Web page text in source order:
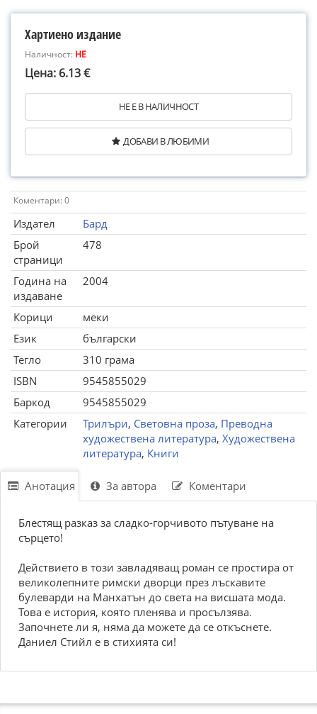
Хартиено издание
Наличност: НЕ
Цена: 6.13 €
НЕ Е В НАЛИЧНОСТ
ДОБАВИ В ЛЮБИМИ
Коментари: 0
Издател
Бард
Брой
страници
478
Година на
издаване
2004
Корици
меки
Език
български
Тегло
310 грама
ISBN
9545855029
Баркод
9545855029
Категории
Трилъри, Световна проза, Преводна
художествена литература, Художествена
литература, Книги
Анотация За автора Коментари
Блестящ разказ за сладко-горчивото пътуване на
сърцето!
Действието в този завладяващ роман се простира от
великолепните римски дворци през лъскавите
булеварди на Манхатън до света на висшата мода.
Това е история, която пленява и просълзява.
Започнете ли я, няма да можете да се откъснете.
Даниел Стийл е в стихията си!